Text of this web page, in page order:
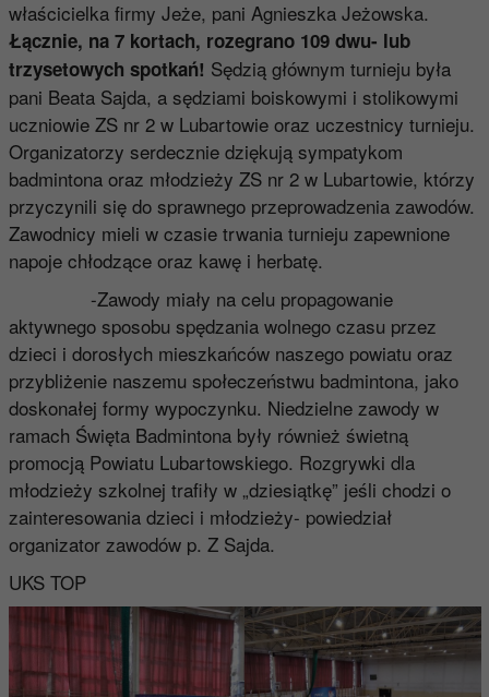
właścicielka firmy Jeże, pani Agnieszka Jeżowska.
Łącznie, na 7 kortach, rozegrano 109 dwu- lub
trzysetowych spotkań! Sędzią głównym turnieju była
pani Beata Sajda, a sędziami boiskowymi i stolikowymi
uczniowie ZS nr 2 w Lubartowie oraz uczestnicy turnieju.
Organizatorzy serdecznie dziękują sympatykom
badmintona oraz młodzieży ZS nr 2 w Lubartowie, którzy
przyczynili się do sprawnego przeprowadzenia zawodów.
Zawodnicy mieli w czasie trwania turnieju zapewnione
napoje chłodzące oraz kawę i herbatę.
-Zawody miały na celu propagowanie
aktywnego sposobu spędzania wolnego czasu przez
dzieci i dorosłych mieszkańców naszego powiatu oraz
przybliżenie naszemu społeczeństwu badmintona, jako
doskonałej formy wypoczynku. Niedzielne zawody w
ramach Święta Badmintona były również świetną
promocją Powiatu Lubartowskiego. Rozgrywki dla
młodzieży szkolnej trafiły w „dziesiątkę” jeśli chodzi o
zainteresowania dzieci i młodzieży- powiedział
organizator zawodów p. Z Sajda.
UKS TOP